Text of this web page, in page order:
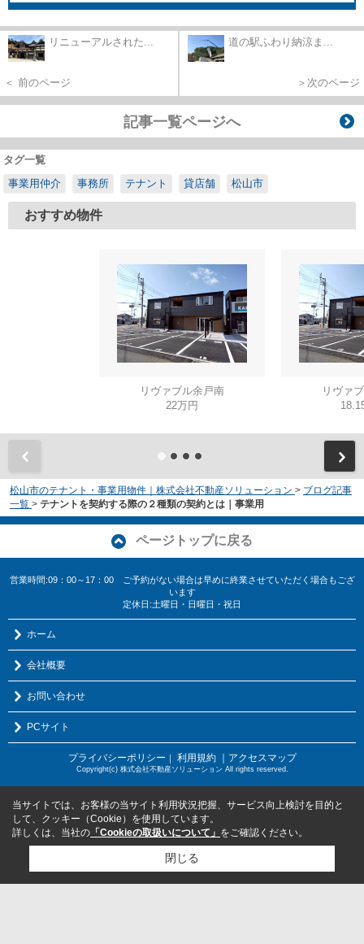
リニューアルされた...
＜ 前のページ
道の駅ふわり納涼ま...
＞次のページ
記事一覧ページへ
タグ一覧
事業用仲介
事務所 テナント 貸店舗 松山市
おすすめ物件
リヴァブル余戸南
22万円
リヴァ
松山市のテナント・事業用物件｜株式会社不動産ソリューション > ブログ記事
一覧 > テナントを契約する際の２種類の契約とは｜事業用
ページトップに戻る
営業時間:09：00～17：00 ご予約がない場合は早めに終業させていただく場合もござ
います
定休日:土曜日・日曜日・祝日
ホーム
会社概要
お問い合わせ
PCサイト
プライバシーポリシー ｜ 利用規約 ｜アクセスマップ
Copyright(c) 株式会社不動産ソリューション All rights reserved.
当サイトでは、お客様の当サイト利用状況把握、サービス向上検討を目的と
して、クッキー（Cookie）を使用しています。
詳しくは、当社の 「Cookieの取扱いについて」 をご確認ください。
閉じる